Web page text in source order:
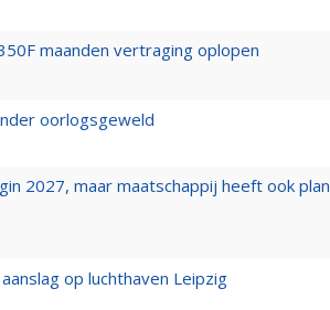
maanden vertraging oplopen
oorlogsgeweld
2027, maar maatschappij heeft ook plan
op luchthaven Leipzig